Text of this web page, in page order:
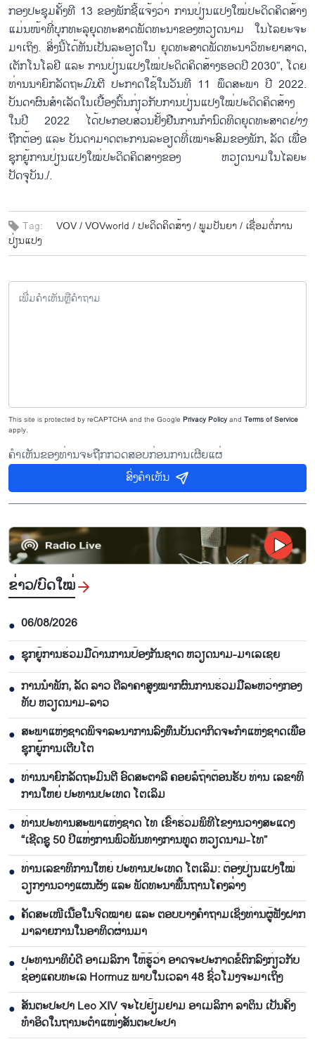
ກອງປະຊຸມຄັ້ງທີ 13 ຂອງພັກຊີ້ແຈ້ງວ່າ ການປ່ຽນແປງໃໝ່ປະດິດຄິດສ້າງ
ແມ່ນໜ້າທີ່ບຸກທະລຸຍຸດທະສາດພັດທະນາຂອງຫວຽດນາມ ໃນໄລຍະຈະ
ມາເຖິງ. ສິ່ງນີ້ໄດ້ຫັນເປັນລະອຽດໃນ ຍຸດທະສາດພັດທະນາວິທະຍາສາດ,
ເຕັກໂນໂລຢີ ແລະ ການປ່ຽນແປງໃໝ່ປະດິດຄິດສ້າງຮອດປີ 2030”, ໂດຍ
ທ່ານນາຍົກລັດຖະມົນຕີ ປະກາດໃຊ້ໃນວັນທີ 11 ພຶດສະພາ ປີ 2022.
ບັນດາຜົນສຳເລັດໃນເບື້ອງຕົ້ນກ່ຽວກັບການປ່ຽນແປງໃໝ່ປະດິດຄິດສ້າງ
ໃນປີ 2022 ໄດ້ປະກອບສ່ວນຢັ້ງຢືນການກຳນົດທິດຍຸດທະສາດຢ່າງ
ຖືກຕ້ອງ ແລະ ບັນດາມາດຕະການລະອຽດທີ່ເໝາະສົມຂອງພັກ, ລັດ ເພື່ອ
ຊຸກຍູ້ການປ່ຽນແປງໃໝ່ປະດິດຄິດສາງຂອງ ຫວຽດນາມໃນໄລຍະ
ປັດຈຸບັນ./.
Tag: VOV /VOVworld /ປະ​ດິດ​ຄິດ​ສ້າງ /ພູມ​ປັນ​ຍາ / ເຊື່ອມ​ຕໍ່​ການ​
ປ່ຽນ​ແປງ
This site is protected by reCAPTCHA and the Google Privacy Policyand Terms of Service
apply.
ຄຳເຫັນຂອງທ່ານຈະຖືກກວດສອບກ່ອນການເຜີຍແຜ່
ສົ່ງຄຳເຫັນ
ຂ່າວ/ບົດ​ໃໝ່
● 06/08/2026
● ຊຸກ​ຍູ້​ການ​ຮ່ວມ​ມື​ດ້ານ​ການ​ປ້ອງ​ກັນ​ຊາດ ຫວຽດ​ນາມ-ມາ​ເລ​ເຊຍ
● ການ​ນຳ​ພັກ, ລັດ ລາວ ຕີ​ລາ​ຄາ​ສູງ​ໝາກ​ຜົນ​ການ​ຮ່ວມ​ມື​ລະ​ຫວ່າງກອງ​
ທັບ ຫວຽດ​ນາມ-ລາວ
● ສະ​ພາ​ແຫ່ງ​ຊາດ​ພິ​ຈາ​ລະ​ນາ​​ການລົງ​ທຶນ​ບັນ​ດາ​ກິດ​ຈະ​ກຳ​ແຫ່ງ​ຊາດ​ເພື່ອ​
ຊຸກ​ຍູ້​ການ​ເຕີບ​ໂຕ
● ທ່ານ​ນາ​ຍົກ​ລັດ​ຖະ​ມົນ​ຕີ ອົດ​ສະ​ຕາ​ລີ ​ຄອຍລໍ​ຖ້າ​ຕ້ອນ​ຮັບ ທ່ານ ເລ​ຂາ​ທິ​
ການ​ໃຫຍ່ ປະ​ທານ​ປະ​ເທດ ໂຕ​ເລິມ
● ທ່ານ​ປະ​ທານ​ສະ​ພາ​ແຫ່ງ​ຊາດ ໄທ ເຂົ້າ​ຮ່ວມ​ພິ​ທີ​ໄຂ​ງານ​ວາງ​ສະ​ແດງ
“ເຊີດ​ຊູ 50 ປີ​ແຫ່ງ​ການ​ພົວ​ພັນ​ທາງ​ການ​ທູດ ຫວຽດ​ນາມ-ໄທ”
● ທ່ານເລ​ຂາ​ທິ​ການ​ໃຫຍ່ ປະ​ທານ​ປະ​ເທດ ໂຕ​ເລິມ: ຕ້ອງ​ປ່ຽນ​ແປງ​ໃໝ່​
ວຽກ​ງານ​ວາງ​ແຜນ​ຜັງ ແລະ ​ພັດ​ທະ​ນາ​ພື້ນ​ຖານ​ໂຄງ​ລ່າງ
● ຄັດສະເໜີເນື້ອໃນຈົດໝາຍ ແລະ ຕອບບາງຄຳຖາມເຊິ່ງທ່ານຜູ້ຟັງຝາກ
ມາລາຍການໃນອາທິດຜ່ານມາ
● ປະທານາທິບໍດີ ອາເມລິກາ ໃຫ້ຮູ້ວ່າ ອາດຈະປະກາດຂໍ້ຕົກລົງກ່ຽວກັບ
ຊ່ອງແຄບທະເລ Hormuz ພາບໃນເວລາ 48 ຊົ່ວໂມງຈະມາເຖິງ
● ສັນຕະປະປາ Leo XIV ຈະໄປຢ້ຽມຢາມ ອາເມລິກາ ລາຕິນ ເປັນຄັ້ງ
ທຳອິດໃນຖານະຕຳແໜ່ງສັນຕະປະປາ